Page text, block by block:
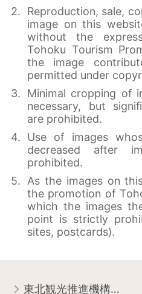
Reproduction, sale,
image on this
without the
Tohoku Tourism
the image
permitted under
Minimal cropping of
necessary, but
are prohibited.
Use of images
decreased after
prohibited.
As the images on
the promotion of
which the images
point is strictly
sites, postcards).
東北観光推進機構について